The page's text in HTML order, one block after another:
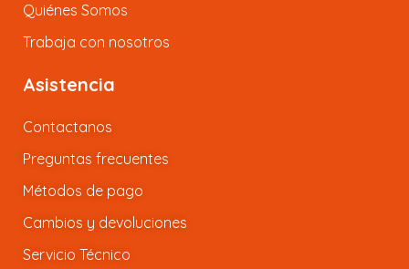
Quiénes Somos
Trabaja con nosotros
Asistencia
Contactanos
Preguntas frecuentes
Métodos de pago
Cambios y devoluciones
Servicio Técnico